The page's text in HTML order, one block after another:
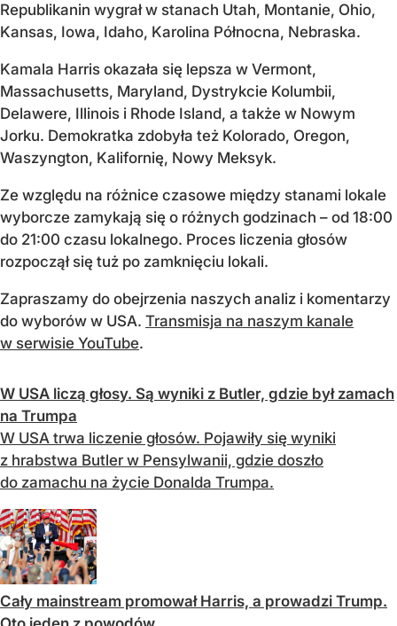
Republikanin wygrał w stanach Utah, Montanie, Ohio,
Kansas, Iowa, Idaho, Karolina Północna, Nebraska.
Kamala Harris okazała się lepsza w Vermont,
Massachusetts, Maryland, Dystrykcie Kolumbii,
Delawere, Illinois i Rhode Island, a także w Nowym
Jorku. Demokratka zdobyła też Kolorado, Oregon,
Waszyngton, Kalifornię, Nowy Meksyk.
Ze względu na różnice czasowe między stanami lokale
wyborcze zamykają się o różnych godzinach – od 18:00
do 21:00 czasu lokalnego. Proces liczenia głosów
rozpoczął się tuż po zamknięciu lokali.
Zapraszamy do obejrzenia naszych analiz i komentarzy
do wyborów w USA. Transmisja na naszym kanale
w serwisie YouTube.
W USA liczą głosy. Są wyniki z Butler, gdzie był zamach
na Trumpa
W USA trwa liczenie głosów. Pojawiły się wyniki
z hrabstwa Butler w Pensylwanii, gdzie doszło
do zamachu na życie Donalda Trumpa.
Cały mainstream promował Harris, a prowadzi Trump.